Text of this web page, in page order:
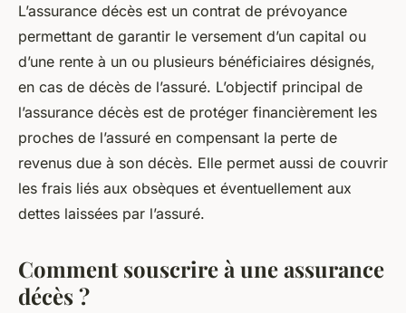
L’assurance décès est un contrat de prévoyance
permettant de garantir le versement d’un capital ou
d’une rente à un ou plusieurs bénéficiaires désignés,
en cas de décès de l’assuré. L’objectif principal de
l’assurance décès est de protéger financièrement les
proches de l’assuré en compensant la perte de
revenus due à son décès. Elle permet aussi de couvrir
les frais liés aux obsèques et éventuellement aux
dettes laissées par l’assuré.
Comment souscrire à une assurance
décès ?